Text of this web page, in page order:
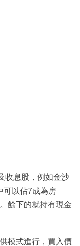
收息股，例如金沙
可以佔7成為房
餘下的就持有現金
模式進行，買入價